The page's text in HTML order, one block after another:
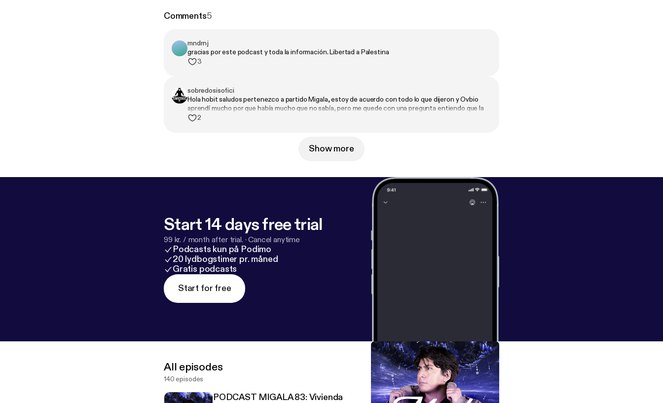
Comments5
mndrnj
gracias por este podcast y toda la información. Libertad a Palestina
3
sobredosisofici
Hola hobit saludos pertenezco a partido Migala, estoy de acuerdo con todo lo que dijeron y Ovbio
aprendí mucho por que había mucho que no sabía, pero me quede con una pregunta entiendo que la
guerra es muy desigual, pero no la guerra la comenzó Palestina? Cruzando la frontera y atacando
2
Show more
Start 14 days free trial
99 kr. / month after trial. ·Cancel anytime
Podcasts kun på Podimo
20 lydbogstimer pr. måned
Gratis podcasts
Start for free
All episodes
140 episodes
PODCAST MIGALA 83: Vivienda